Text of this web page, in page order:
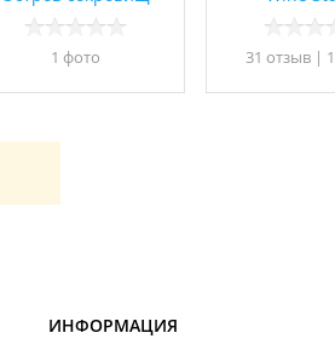
1 фото 31 отзыв |
ИНФОРМАЦИЯ